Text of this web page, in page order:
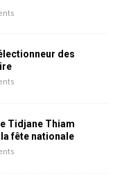
des
Tidjane Thiam
fête nationale